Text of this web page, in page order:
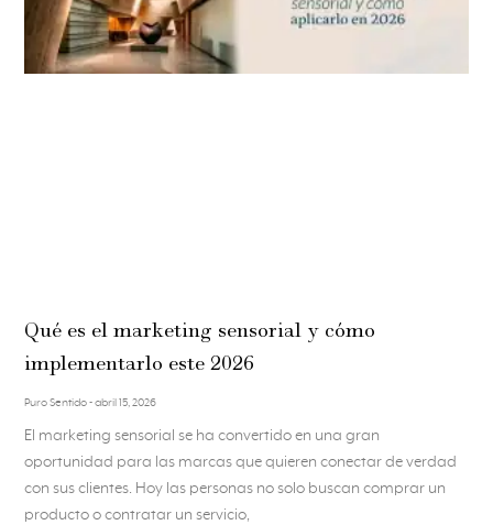
Qué es el marketing sensorial y cómo
implementarlo este 2026
Puro Sentido abril 15, 2026
El marketing sensorial se ha convertido en una gran
oportunidad para las marcas que quieren conectar de verdad
con sus clientes. Hoy las personas no solo buscan comprar un
producto o contratar un servicio,